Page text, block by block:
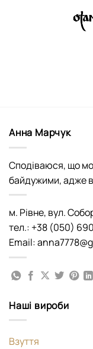
Анна Марчук
Сподіваюся, що
байдужими, адже
м. Рівне, вул.
тел.: +38 (050)
Email:
Наші вироби
Взуття